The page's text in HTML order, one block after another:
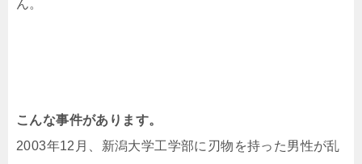
ん。
こんな事件があります。
2003年12月、新潟大学工学部に刃物を持った男性が乱